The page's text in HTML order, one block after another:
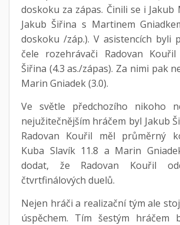
doskoku za zápas. Činili se i Jakub
Jakub Šiřina s Martinem
doskoku /záp.). V asistencích byli
čele rozehrávači Radovan
Šiřina (4.3 as./zápas). Za nimi pak
Marin Gniadek (3.0).
Ve světle předchozího nikoho
nejužitečnějším hráčem byl Jakub
Radovan Kouřil měl průměrný
Kuba Slavík 11.8 a Marin
dodat, že Radovan Kouřil
čtvrtfinálových duelů.
Nejen hráči a realizační tým ale
úspěchem. Tím šestým hráčem